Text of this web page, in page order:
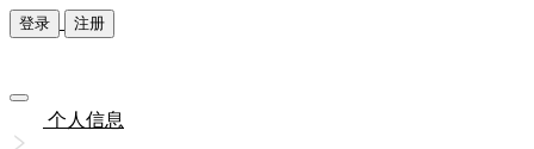
登录 注册
个人信息